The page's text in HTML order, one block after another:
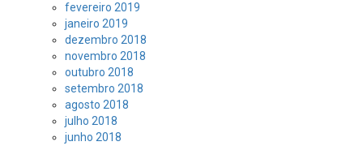
fevereiro 2019
janeiro 2019
dezembro 2018
novembro 2018
outubro 2018
setembro 2018
agosto 2018
julho 2018
junho 2018